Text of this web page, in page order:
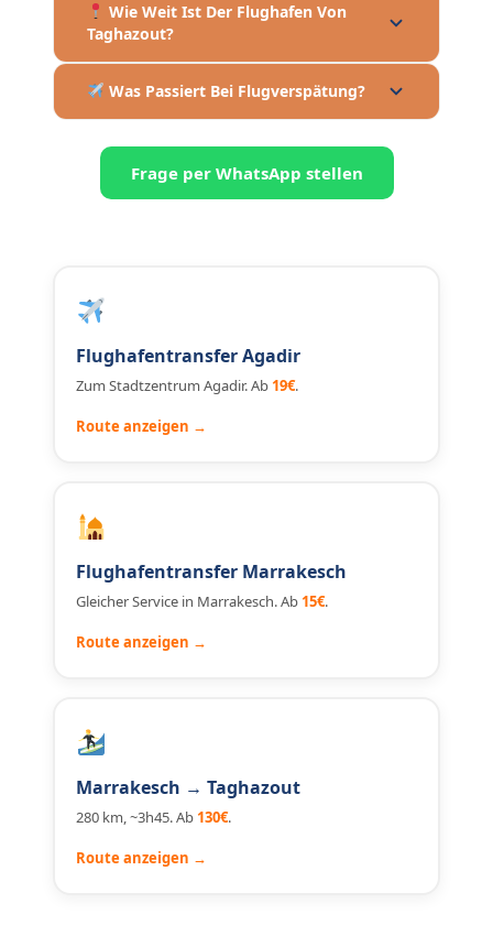
Wie Weit Ist Der Flughafen Von
Taghazout?
Was Passiert Bei Flugverspätung?
Frage per WhatsApp stellen
Flughafentransfer Agadir
Zum Stadtzentrum Agadir. Ab 19€.
Route anzeigen →
Flughafentransfer Marrakesch
Gleicher Service in Marrakesch. Ab 15€.
Route anzeigen →
Marrakesch → Taghazout
280 km, ~3h45. Ab 130€.
Route anzeigen →